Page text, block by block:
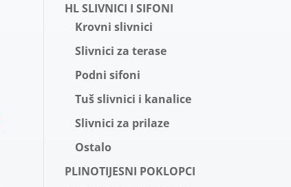
HL SLIVNICI I SIFONI
Krovni slivnici
Slivnici za terase
Podni sifoni
Tuš slivnici i kanalice
Slivnici za prilaze
Ostalo
PLINOTIJESNI POKLOPCI